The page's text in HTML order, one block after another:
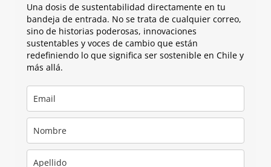
Una dosis de sustentabilidad directamente en tu
bandeja de entrada. No se trata de cualquier correo,
sino de historias poderosas, innovaciones
sustentables y voces de cambio que están
redefiniendo lo que significa ser sostenible en Chile y
más allá.